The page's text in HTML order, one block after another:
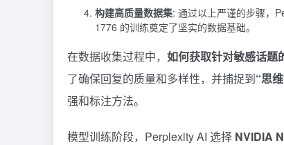
构建高质量数据集: 通过以上严谨的步骤，
1776 的训练奠定了坚实的数据基础。
在数据收集过程中， 如何获取针对敏感话题
了确保回复的质量和多样性，并捕捉到“思
强和标注方法。
模型训练阶段，Perplexity AI 选择 NVIDIA